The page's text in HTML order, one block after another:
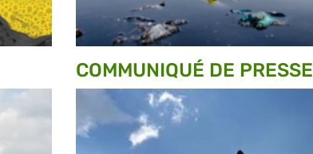
COMMUNIQUÉ DE PRESSE